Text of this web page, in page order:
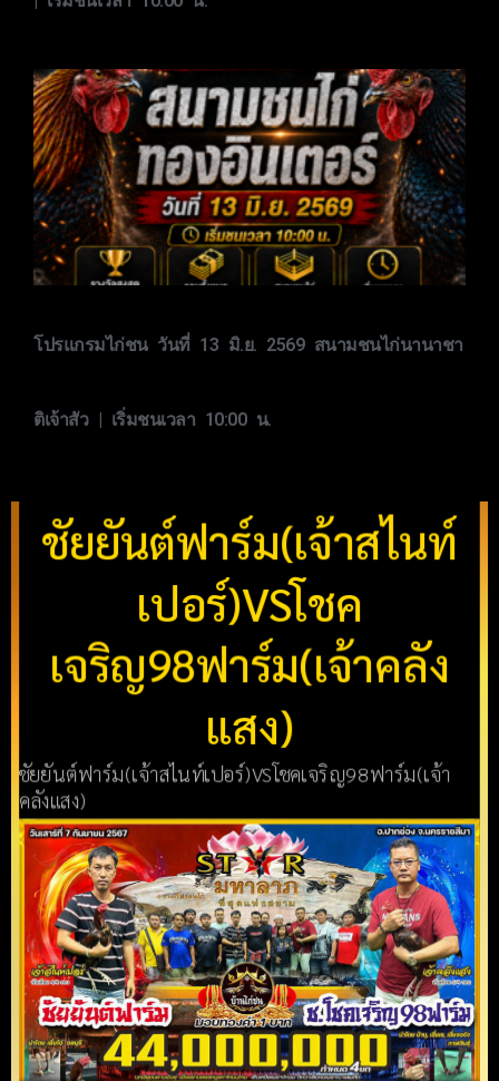
โปรแกรมไก่ชน วันที่ 13 มิ.ย. 2569 สนามชนไก่นานาชา
ติเจ้าสัว | เริ่มชนเวลา 10:00 น.
ชัยยันต์ฟาร์ม(เจ้าสไนท์
เปอร์)VSโชค
เจริญ98ฟาร์ม(เจ้าคลัง
แสง)
ชัยยันต์ฟาร์ม(เจ้าสไนท์เปอร์)VSโชคเจริญ98ฟาร์ม(เจ้า
คลังแสง)